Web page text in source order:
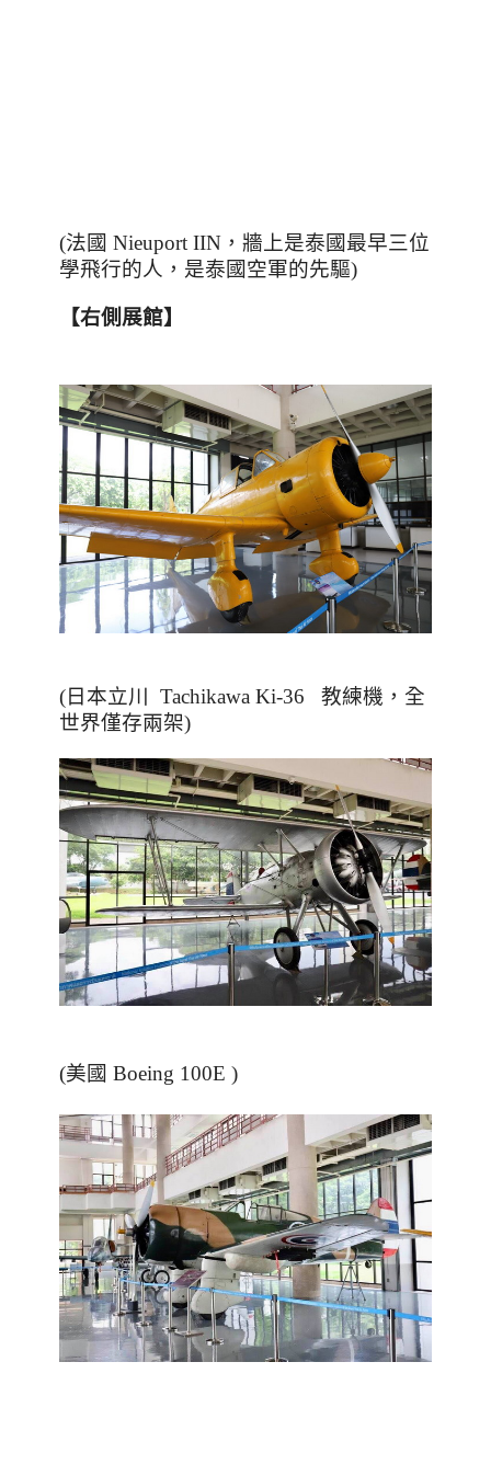
(法國 Nieuport IIN，牆上是泰國最早三位
學飛行的人，是泰國空軍的先驅)
【右側展館】
(日本立川 Tachikawa Ki-36 教練機，全
世界僅存兩架)
(美國 Boeing 100E )